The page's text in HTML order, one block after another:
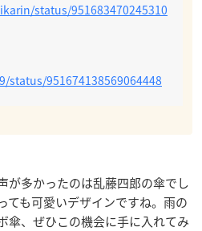
status/951683470245310
951674138569064448
が多かったのは乱藤四郎の傘でし
ても可愛いデザインですね。雨の
傘、ぜひこの機会に手に入れてみ